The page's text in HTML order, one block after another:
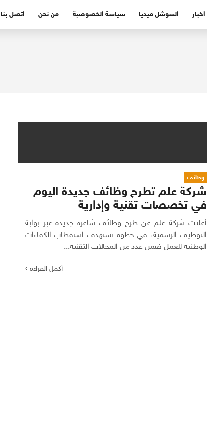
اخبار السوشل ميديا سياسة الخصوصية من نحن اتصل بنا
وظائف
شركة علم تطرح وظائف جديدة اليوم
في تخصصات تقنية وإدارية
أعلنت شركة علم عن طرح وظائف شاغرة جديدة عبر بوابة
التوظيف الرسمية، في خطوة تستهدف استقطاب الكفاءات
الوطنية للعمل ضمن عدد من المجالات التقنية...
أكمل القراءة